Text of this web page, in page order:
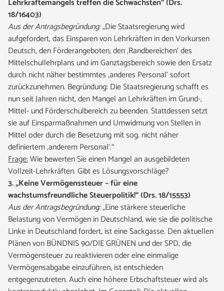
Lehrkräftemangels treffen die Schwächsten“ (Drs.
18/16403)
Aus der Antragsbegründung:„Die Staatsregierung wird
aufgefordert, das Einsparen von Lehrkräften in den Vorkursen
Deutsch, den Förderangeboten, den ‚Randbereichen‘ des
Mittelschullehrplans und im Ganztagsbereich sowie den Ersatz
durch nicht näher bestimmtes ‚anderes Personal‘ sofort
zurückzunehmen. Begründung: Die Staatsregierung schafft es
nun seit Jahren nicht, den Mangel an Lehrkräften im Grund-,
Mittel- und Förderschulbereich zu beenden. Stattdessen setzt
sie auf Einsparmaßnahmen und Umwidmung von Stellen in
Mittel oder durch die Besetzung mit sog. nicht näher
definiertem ‚anderem Personal‘.“
Frage:Wie bewerten Sie einen Mangel an ausgebildeten
Vollzeit-Lehrkräften. Gibt es Lösungsvorschläge?
3. „Keine Vermögenssteuer – für eine
wachstumsfreundliche Steuerpolitik!“ (Drs. 18/15553)
Aus der Antragsbegründung:„Eine stärkere steuerliche
Belastung von Vermögen in Deutschland, wie sie die politische
Linke in Deutschland fordert, ist eine Sackgasse. Den aktuellen
Plänen von BÜNDNIS 90/DIE GRÜNEN und der SPD, die
Vermögensteuer zu reaktivieren oder eine einmalige
Vermögensabgabe einzuführen, ist entschieden
entgegenzutreten. Auch eine höhere Erbschaftsteuer wird als